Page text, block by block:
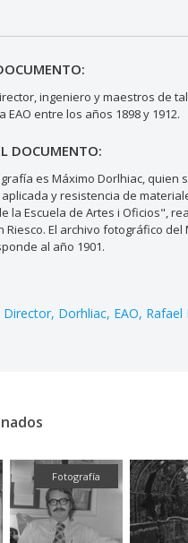
ingeniero y maestros de
EAO entre los años 1898 y 1912.
DOCUMENTO:
es Máximo Dorlhiac, quien
y resistencia de
la Escuela de Artes i Oficios",
Riesco. El archivo fotográfico
al año 1901.
Director Dorhliac EAO Rafael